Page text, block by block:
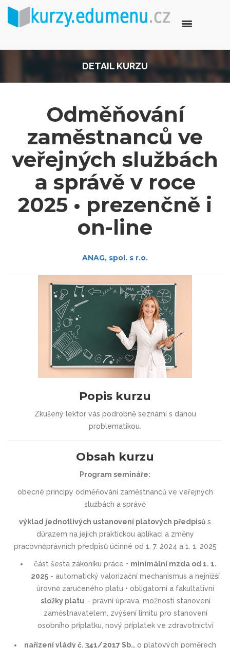
DETAIL KURZU
Odměňování
zaměstnanců ve
veřejných službách
a správě v roce
2025 • prezenčně i
on-line
ANAG, spol. s r.o.
Popis kurzu
Zkušený lektor vás podrobně seznámí s danou
problematikou.
Obsah kurzu
Program semináře:
obecné principy odměňování zaměstnanců ve veřejných
službách a správě
výklad jednotlivých ustanovení platových předpisů s
důrazem na jejich praktickou aplikaci a změny
pracovněprávních předpisů účinné od 1. 7. 2024 a 1. 1. 2025
část šestá zákoníku práce • minimální mzda od 1. 1.
2025 - automatický valorizační mechanismus a nejnižší
úrovně zaručeného platu • obligatorní a fakultativní
složky platu– právní úprava, možnosti stanovení
zaměstnavatelem, zvýšení limitu pro stanovení
osobního příplatku, nový příplatek ve zdravotnictví
nařízení vlády č. 341/2017 Sb., o platových poměrech